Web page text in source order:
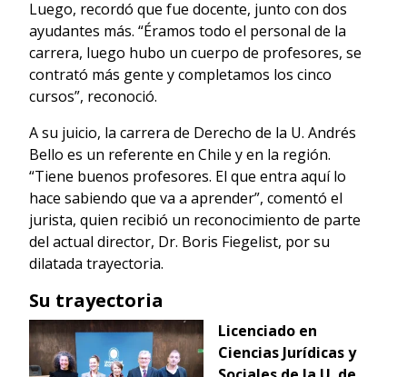
Luego, recordó que fue docente, junto con dos
ayudantes más. “Éramos todo el personal de la
carrera, luego hubo un cuerpo de profesores, se
contrató más gente y completamos los cinco
cursos”, reconoció.
A su juicio, la carrera de Derecho de la U. Andrés
Bello es un referente en Chile y en la región.
“Tiene buenos profesores. El que entra aquí lo
hace sabiendo que va a aprender”, comentó el
jurista, quien recibió un reconocimiento de parte
del actual director, Dr. Boris Fiegelist, por su
dilatada trayectoria.
Su trayectoria
Licenciado en
Ciencias Jurídicas y